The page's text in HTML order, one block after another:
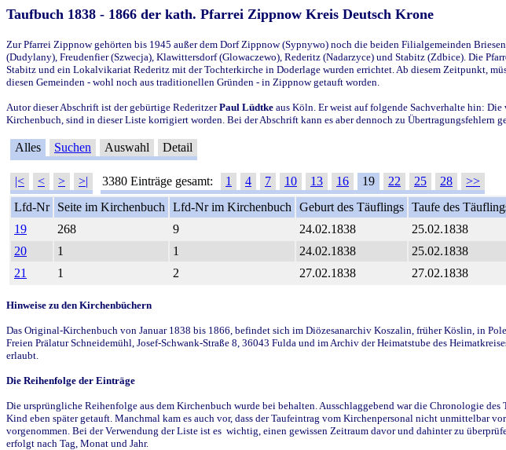
Taufbuch 1838 - 1866 der kath. Pfarrei Zippnow Kreis Deutsch Krone
Zur Pfarrei Zippnow gehörten bis 1945 außer dem Dorf Zippnow (Sypnywo) noch die beiden Filialgemeinden
(Dudylany), Freudenfier (Szwecja), Klawittersdorf (Glowaczewo), Rederitz (Nadarzyce) und Stabitz (Zdbice). Die
Stabitz und ein Lokalvikariat Rederitz mit der Tochterkirche in Doderlage wurden errichtet. Ab diesem Zeitpunkt,
diesen Gemeinden - wohl noch aus traditionellen Gründen - in Zippnow getauft worden.
Autor dieser Abschrift ist der gebürtige RederitzerPaul Lüdtke aus Köln. Er weist auf folgende Sachverhalte hin:
Kirchenbuch, sind in dieser Liste korrigiert worden. Bei der Abschrift kann es aber dennoch zu Übertragungsfehlern
Alles Suchen Auswahl Detail
|< < > >| 3380 Einträge gesamt: 1 4 7 10 13 16 19 22 25 28
>>
Lfd-Nr
Seite im Kirchenbuch Lfd-Nr im Kirchenbuch Geburt des Täuflings Taufe des
19
268 9 24.02.1838 25.02.1838
20
1 1 24.02.1838 25.02.1838
21
1 2 27.02.1838 27.02.1838
Hinweise zu den Kirchenbüchern
Das Original-Kirchenbuch von Januar 1838 bis 1866, befindet sich im Diözesanarchiv Koszalin, früher Köslin, in
Freien Prälatur Schneidemühl, Josef-Schwank-Straße 8, 36043 Fulda und im Archiv der Heimatstube des
erlaubt.
Die Reihenfolge der Einträge
Die ursprüngliche Reihenfolge aus dem Kirchenbuch wurde bei behalten. Ausschlaggebend war die Chronologie
Kind eben später getauft. Manchmal kam es auch vor, dass der Taufeintrag vom Kirchenpersonal nicht unmittelbar
vorgenommen. Bei der Verwendung der Liste ist es wichtig, einen gewissen Zeitraum davor und dahinter zu
erfolgt nach Tag, Monat und Jahr.